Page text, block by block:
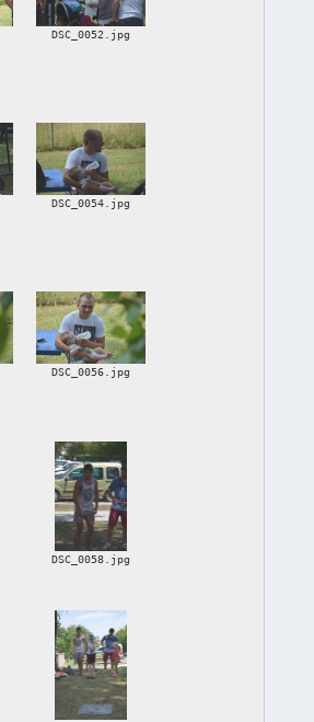
DSC_0052.jpg
DSC_0054.jpg
DSC_0056.jpg
DSC_0058.jpg